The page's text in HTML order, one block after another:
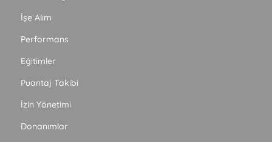
İşe Alım
Performans
Eğitimler
Puantaj Takibi
İzin Yönetimi
Donanımlar